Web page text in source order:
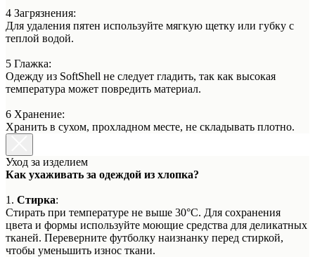
4 Загрязнения:
Для удаления пятен используйте мягкую щетку или губку с
теплой водой.
5 Глажка:
Одежду из SoftShell не следует гладить, так как высокая
температура может повредить материал.
6 Хранение:
Хранить в сухом, прохладном месте, не складывать плотно.
Уход за изделием
Как ухаживать за одеждой из хлопка?
1. Стирка:
Стирать при температуре не выше 30°C. Для сохранения
цвета и формы используйте моющие средства для деликатных
тканей. Переверните футболку наизнанку перед стиркой,
чтобы уменьшить износ ткани.